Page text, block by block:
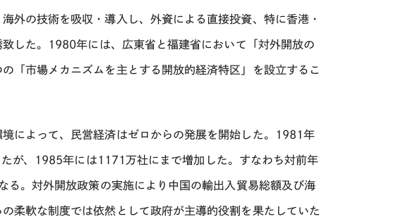
外の技術を吸収・導入し、外資による直接投資、特に香港・
した。1980年には、広東省と福建省において「対外開放の
「市場メカニズムを主とする開放的経済特区」を設立するこ
によって、民営経済はゼロからの発展を開始した。1981年
が、1985年には1171万社にまで増加した。すなわち対前年
る。対外開放政策の実施により中国の輸出入貿易総額及び海
柔軟な制度では依然として政府が主導的役割を果たしていた